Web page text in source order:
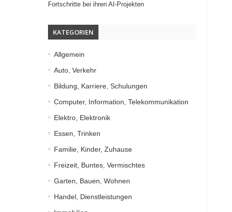
Fortschritte bei ihren AI-Projekten
KATEGORIEN
Allgemein
Auto, Verkehr
Bildung, Karriere, Schulungen
Computer, Information, Telekommunikation
Elektro, Elektronik
Essen, Trinken
Familie, Kinder, Zuhause
Freizeit, Buntes, Vermischtes
Garten, Bauen, Wohnen
Handel, Dienstleistungen